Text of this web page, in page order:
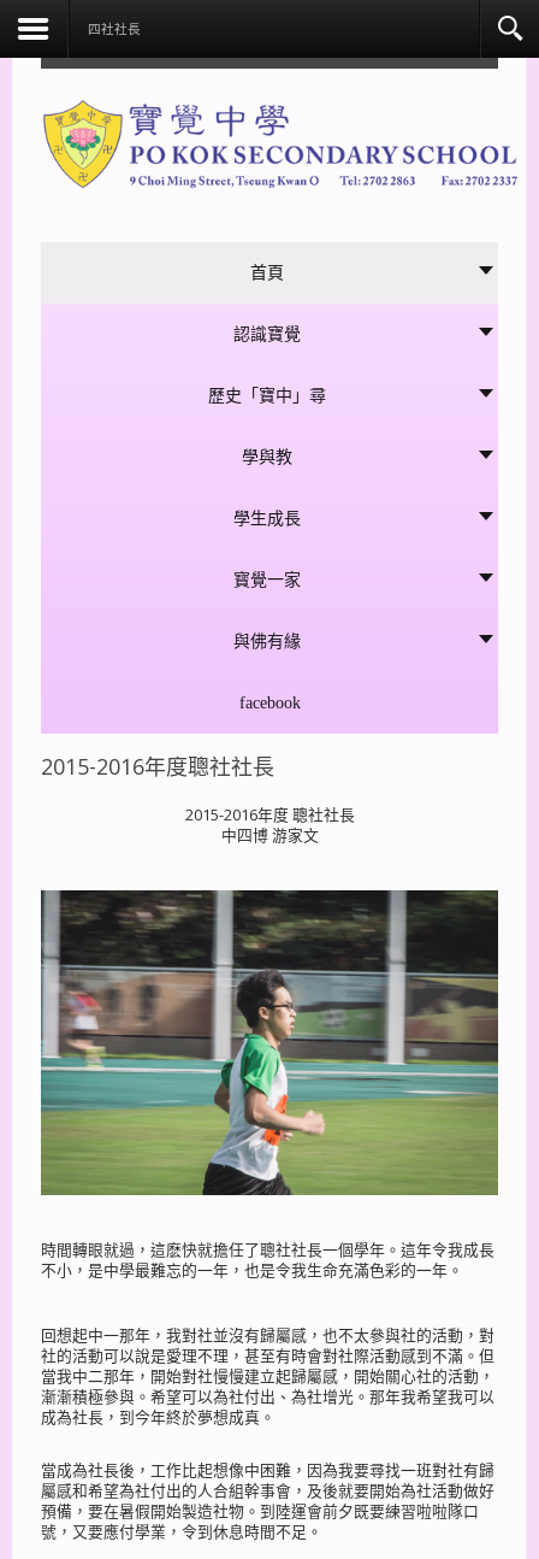
四社社長
首頁
認識寶覺
歷史「寶中」尋
學與教
學生成長
寳覺一家
與佛有緣
facebook
2015-2016年度聰社社長
2015-2016年度 聰社社長
中四博 游家文
時間轉眼就過，這麽快就擔任了聰社社長一個學年。這年令我成長
不小，是中學最難忘的一年，也是令我生命充滿色彩的一年。
回想起中一那年，我對社並沒有歸屬感，也不太參與社的活動，對
社的活動可以說是愛理不理，甚至有時會對社際活動感到不滿。但
當我中二那年，開始對社慢慢建立起歸屬感，開始關心社的活動，
漸漸積極參與。希望可以為社付出、為社增光。那年我希望我可以
成為社長，到今年終於夢想成真。
當成為社長後，工作比起想像中困難，因為我要尋找一班對社有歸
屬感和希望為社付出的人合組幹事會，及後就要開始為社活動做好
預備，要在暑假開始製造社物。到陸運會前夕既要練習啦啦隊口
號，又要應付學業，令到休息時間不足。